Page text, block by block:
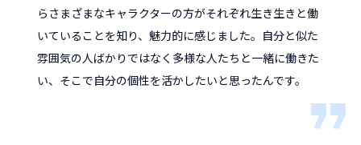
らさまざまなキャラクターの方がそれぞれ生き生きと働
いていることを知り、魅力的に感じました。自分と似た
雰囲気の人ばかりではなく多様な人たちと一緒に働きた
い、そこで自分の個性を活かしたいと思ったんです。